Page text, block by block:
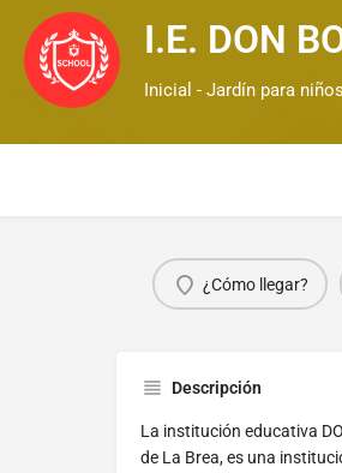
I.E. DON
Inicial - Jardín para
¿Cómo llegar?
Descripción
La institución educativa
de La Brea, es una